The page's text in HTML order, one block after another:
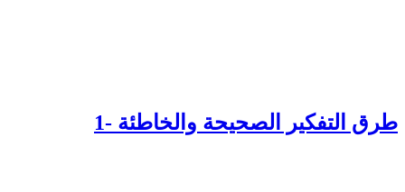
التفكير الصحيحة والخاطئة -1